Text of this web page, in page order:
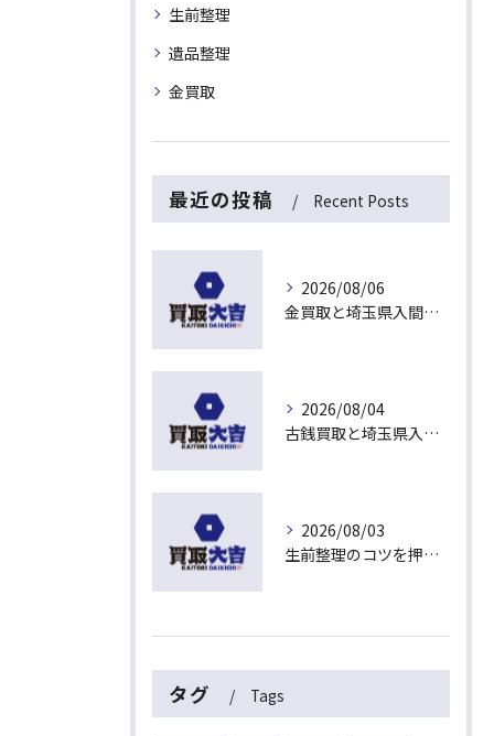
生前整理
遺品整理
金買取
最近の投稿 Recent Posts
2026/08/06
金買取と埼玉県入間市下藤沢で無料査定を活用した今売るべきか判断する最新ガイド
2026/08/04
古銭買取と埼玉県入間市東藤沢でおすすめの査定比較と相場チェックポイント
2026/08/03
生前整理のコツを押さえて埼玉県入間市上藤沢で安心して進める方法
タグ Tags